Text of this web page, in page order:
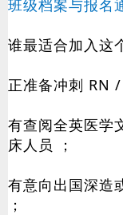
班级档案与报名
谁最适合加入这
正准备冲刺 RN
有查阅全英医学
床人员 ；
有意向出国深造
；